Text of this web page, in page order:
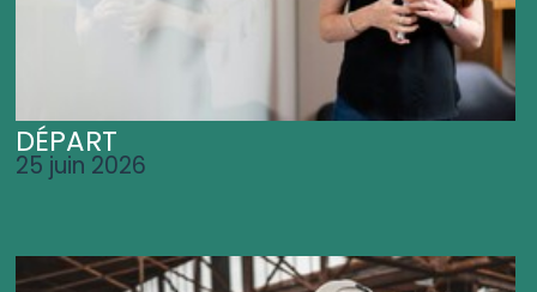
DÉPART
25 juin 2026